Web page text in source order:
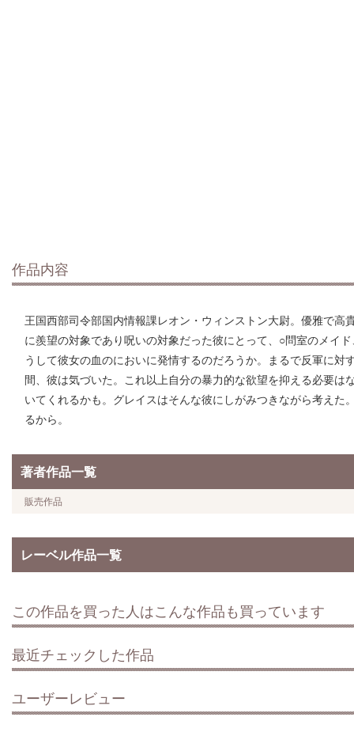
作品内容
王国西部司令部国内情報課レオン・ウィンストン大尉。優雅で
に羨望の対象であり呪いの対象だった彼にとって、○問室のメイ
うして彼女の血のにおいに発情するのだろうか。まるで反軍に
間、彼は気づいた。これ以上自分の暴力的な欲望を抑える必要
いてくれるかも。グレイスはそんな彼にしがみつきながら考え
るから。
著者作品一覧
販売作品
レーベル作品一覧
この作品を買った人はこんな作品も買っています
最近チェックした作品
ユーザーレビュー